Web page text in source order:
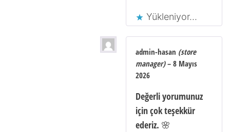
Yükleniyor...
admin-hasan (store
manager) – 8 Mayıs
2026
Değerli yorumunuz
için çok teşekkür
ederiz. 🌸